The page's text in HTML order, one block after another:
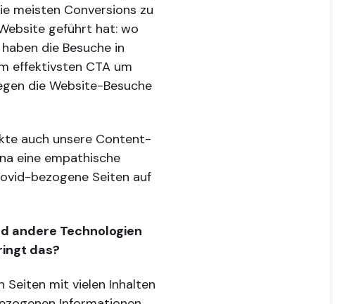
meisten Conversions zu
geführt hat: wo
die Besuche in
effektivsten CTA um
die Website-Besuche
auch unsere Content-
eine empathische
bezogene Seiten auf
andere Technologien
das?
Seiten mit vielen Inhalten